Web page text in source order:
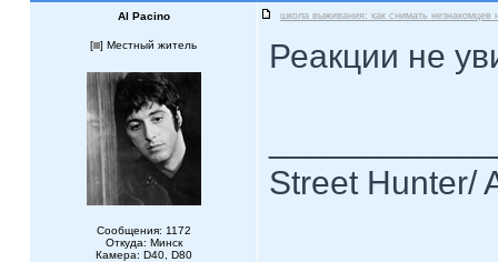
Al Pacino школа выживания: как снимать незнакомцев
[ ] Местный житель
Сообщения: 1172
Откуда: Минск
Камера: D40, D80
Реакции не
Street Hunter/